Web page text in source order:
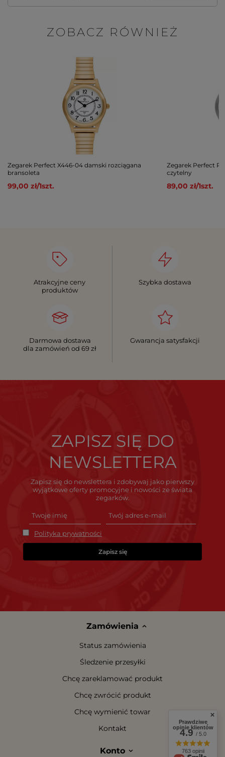
ZOBACZ RÓWNIEŻ
Zegarek Perfect X446-04 damski rozciągana
bransoleta
99,00 zł/1szt.
Zegarek Perfect
czytelny
89,00 zł/1szt.
Atrakcyjne ceny
produktów
Szybka dostawa
Darmowa dostawa
dla zamówień od 69 zł
Gwarancja satysfakcji
ZAPISZ SIĘ DO
NEWSLETTERA
Zapisz się do newslettera i zdobywaj jako pierwszy
wyjątkowe oferty promocyjne i nowości ze świata
zegarków.
Polityka prywatności
Zapisz się
Zamówienia
Status zamówienia
Śledzenie przesyłki
Chcę zareklamować produkt
Chcę zwrócić produkt
Chcę wymienić towar
Kontakt
Konto
Prawdziwe
opinie klientów
4.9/ 5.0
763 opinii